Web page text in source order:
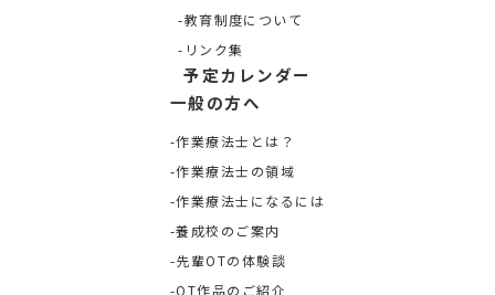
教育制度について
リンク集
予定カレンダー
一般の方へ
作業療法士とは？
作業療法士の領域
作業療法士になるには
養成校のご案内
先輩OTの体験談
OT作品のご紹介